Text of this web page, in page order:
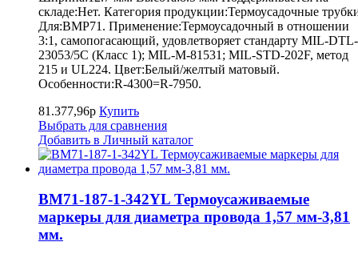
складе:Нет. Категория продукции:Термоусадочные
Для:BMP71. Применение:Термоусадочный в отношении
3:1, самопогасающий, удовлетворяет стандарту MIL-DTL-
23053/5C (Класс 1); MIL-M-81531; MIL-STD-202F, метод
215 и UL224. Цвет:Белый/желтый матовый.
Особенности:R-4300=R-7950.
81.377,96р Купить
Выбрать для сравнения
Добавить в Личный каталог
BM71-187-1-342YL Термоусаживаемые
маркеры для диаметра провода 1,57 мм-3,81
мм.